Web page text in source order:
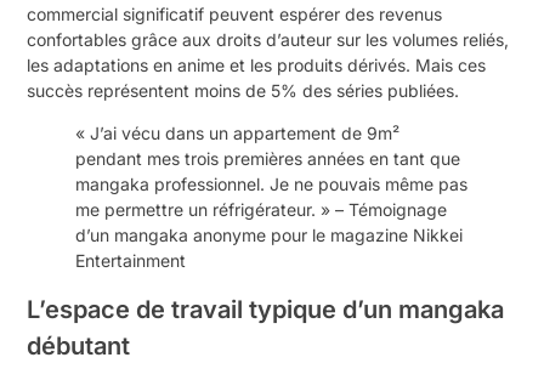
commercial significatif peuvent espérer des revenus
confortables grâce aux droits d’auteur sur les volumes reliés,
les adaptations en anime et les produits dérivés. Mais ces
succès représentent moins de 5% des séries publiées.
« J’ai vécu dans un appartement de 9m²
pendant mes trois premières années en tant que
mangaka professionnel. Je ne pouvais même pas
me permettre un réfrigérateur. » – Témoignage
d’un mangaka anonyme pour le magazine Nikkei
Entertainment
L’espace de travail typique d’un mangaka
débutant